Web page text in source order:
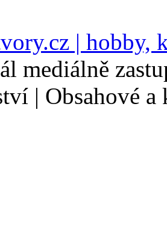
| hobby,
mediálně
| Obsahové